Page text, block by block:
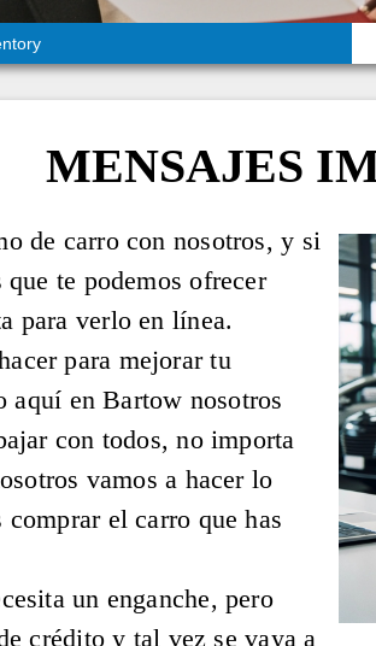
MENSAJES
de carro con nosotros, y si
te podemos ofrecer
para verlo en línea.
para mejorar tu
aquí en Bartow nosotros
con todos, no importa
vamos a hacer lo
comprar el carro que has
un enganche, pero
crédito y tal vez se vaya a